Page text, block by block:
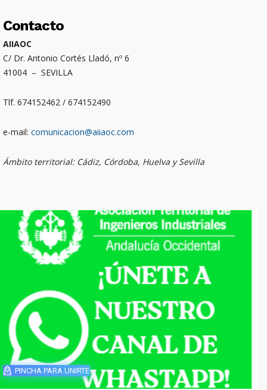
Contacto
AIIAOC
C/ Dr. Antonio Cortés Lladó, nº 6
41004 – SEVILLA
Tlf. 674152462 / 674152490
e-mail: comunicacion@aiiaoc.com
Ámbito territorial: Cádiz, Córdoba, Huelva y Sevilla
PINCHA PARA UNIRTE